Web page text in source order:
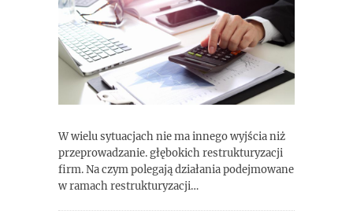
W wielu sytuacjach nie ma innego wyjścia niż
przeprowadzanie. głębokich restrukturyzacji
firm. Na czym polegają działania podejmowane
w ramach restrukturyzacji…